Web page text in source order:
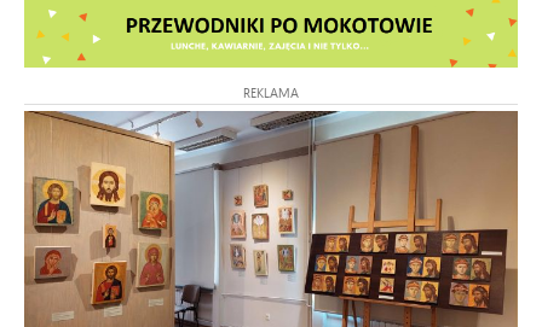
REKLAMA